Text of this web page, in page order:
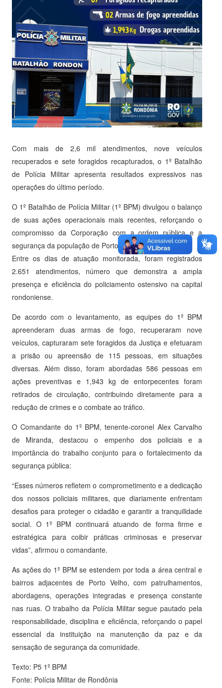
Com mais de 2,6 mil atendimentos, nove veículos
recuperados e sete foragidos recapturados, o 1º Batalhão
de Polícia Militar apresenta resultados expressivos nas
operações do último período.
O 1º Batalhão de Polícia Militar (1º BPM) divulgou o balanço
de suas ações operacionais mais recentes, reforçando o
compromisso da Corporação com a ordem pública e a
segurança da população de Porto Velho.
Entre os dias de atuação monitorada, foram registrados
2.651 atendimentos, número que demonstra a ampla
presença e eficiência do policiamento ostensivo na capital
rondoniense.
De acordo com o levantamento, as equipes do 1º BPM
apreenderam duas armas de fogo, recuperaram nove
veículos, capturaram sete foragidos da Justiça e efetuaram
a prisão ou apreensão de 115 pessoas, em situações
diversas. Além disso, foram abordadas 586 pessoas em
ações preventivas e 1,943 kg de entorpecentes foram
retirados de circulação, contribuindo diretamente para a
redução de crimes e o combate ao tráfico.
O Comandante do 1º BPM, tenente-coronel Alex Carvalho
de Miranda, destacou o empenho dos policiais e a
importância do trabalho conjunto para o fortalecimento da
segurança pública:
“Esses números refletem o comprometimento e a dedicação
dos nossos policiais militares, que diariamente enfrentam
desafios para proteger o cidadão e garantir a tranquilidade
social. O 1º BPM continuará atuando de forma firme e
estratégica para coibir práticas criminosas e preservar
vidas”, afirmou o comandante.
As ações do 1º BPM se estendem por toda a área central e
bairros adjacentes de Porto Velho, com patrulhamentos,
abordagens, operações integradas e presença constante
nas ruas. O trabalho da Polícia Militar segue pautado pela
responsabilidade, disciplina e eficiência, reforçando o papel
essencial da instituição na manutenção da paz e da
sensação de segurança da comunidade.
Texto: P5 1º BPM
Fonte: Polícia Militar de Rondônia